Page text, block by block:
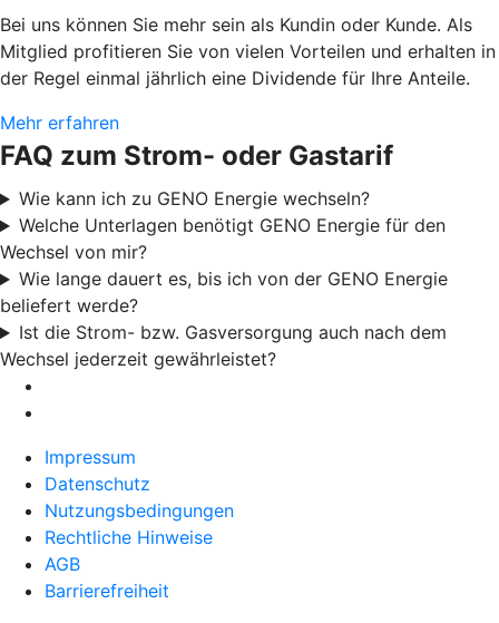
Bei uns können Sie mehr sein als Kundin oder Kunde. Als
Mitglied profitieren Sie von vielen Vorteilen und erhalten in
der Regel einmal jährlich eine Dividende für Ihre Anteile.
Mehr erfahren
FAQ zum Strom- oder Gastarif
Wie kann ich zu GENO Energie wechseln?
Welche Unterlagen benötigt GENO Energie für den
Wechsel von mir?
Wie lange dauert es, bis ich von der GENO Energie
beliefert werde?
Ist die Strom- bzw. Gasversorgung auch nach dem
Wechsel jederzeit gewährleistet?
Impressum
Datenschutz
Nutzungsbedingungen
Rechtliche Hinweise
AGB
Barrierefreiheit